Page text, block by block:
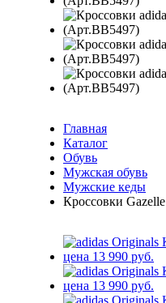
Главная
Каталог
Обувь
Мужская обувь
Мужские кеды
Кроссовки Gazelle